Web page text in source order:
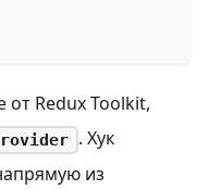
от Redux Toolkit,
. Хук
из